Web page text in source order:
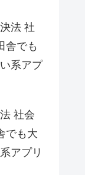
法 社
舎でも
系アプ
社会
でも大
アプリ